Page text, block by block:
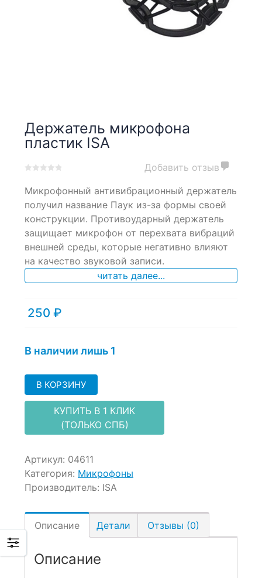
Держатель микрофона
пластик ISA
out
based
on
customer
ratings
Добавить отзыв
Микрофонный антивибрационный держатель
получил название Паук из-за формы своей
конструкции. Противоударный держатель
защищает микрофон от перехвата вибраций
внешней среды, которые негативно влияют
на качество звуковой записи.
читать далее...
250 ₽
В наличии лишь 1
В КОРЗИНУ
КУПИТЬ В 1 КЛИК
(ТОЛЬКО СПБ)
Артикул: 04611
Категория: Микрофоны
Производитель: ISA
Описание Детали Отзывы (0)
Описание